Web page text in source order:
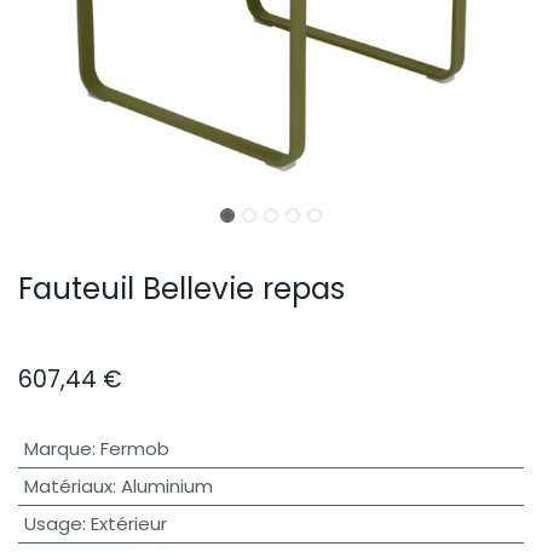
Fauteuil Bellevie repas
607,44 €
Marque: Fermob
Matériaux: Aluminium
Usage: Extérieur